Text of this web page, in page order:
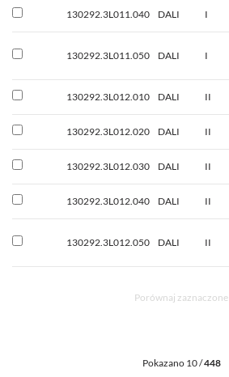
130292.3L011.040 DALI I
130292.3L011.050 DALI I
130292.3L012.010 DALI II
130292.3L012.020 DALI II
130292.3L012.030 DALI II
130292.3L012.040 DALI II
130292.3L012.050 DALI II
Porównaj zaznaczone
Pokazano 10 /448